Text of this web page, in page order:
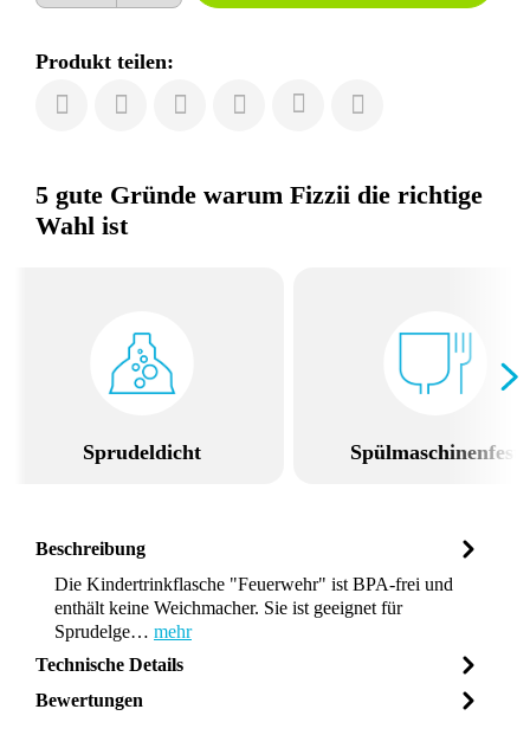
Produkt teilen:
5 gute Gründe warum Fizzii die richtige
Wahl ist
Sprudeldicht Spülmaschinenfest
Beschreibung
Die Kindertrinkflasche "Feuerwehr" ist BPA-frei und
enthält keine Weichmacher. Sie ist geeignet für
Sprudelge… mehr
Technische Details
Bewertungen